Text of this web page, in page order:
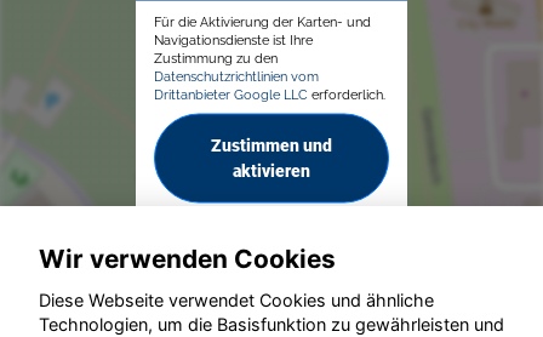
Für die Aktivierung der Karten- und
Navigationsdienste ist Ihre
Zustimmung zu den
Datenschutzrichtlinien vom
Drittanbieter Google LLC erforderlich.
Zustimmen und
aktivieren
Wir verwenden Cookies
Diese Webseite verwendet Cookies und ähnliche
Technologien, um die Basisfunktion zu gewährleisten und